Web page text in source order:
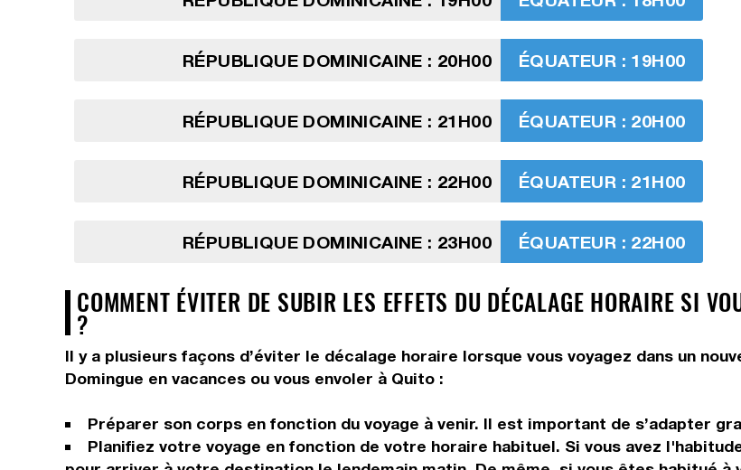
RÉPUBLIQUE DOMINICAINE : 20H00 ÉQUATEUR : 19H00
RÉPUBLIQUE DOMINICAINE : 21H00 ÉQUATEUR : 20H00
RÉPUBLIQUE DOMINICAINE : 22H00 ÉQUATEUR : 21H00
RÉPUBLIQUE DOMINICAINE : 23H00 ÉQUATEUR : 22H00
COMMENT ÉVITER DE SUBIR LES EFFETS DU DÉCALAGE HORAIRE SI
?
Il y a plusieurs façons d’éviter le décalage horaire lorsque vous voyagez dans un
Domingue en vacances ou vous envoler à Quito :
Préparer son corps en fonction du voyage à venir. Il est important de s’adapter
Planifiez votre voyage en fonction de votre horaire habituel. Si vous avez